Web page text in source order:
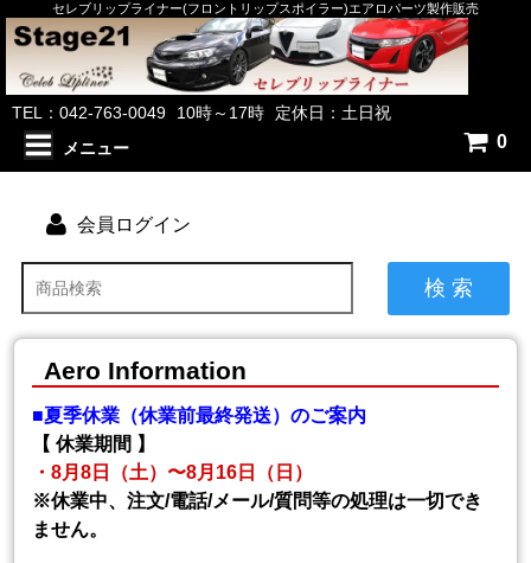
セレブリップライナー(フロントリップスポイラー)エアロパーツ製作販売
TEL：042-763-0049 10時～17時 定休日：土日祝
メニュー 0
会員ログイン
検 索
Aero Information
■夏季休業（休業前最終発送）のご案内
【 休業期間 】
・8月8日（土）〜8月16日（日）
※休業中、注文/電話/メール/質問等の処理は一切でき
ません。